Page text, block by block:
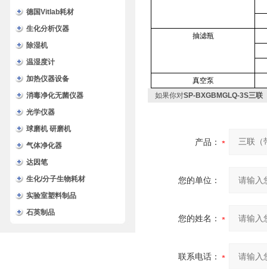
德国Vitlab耗材
生化分析仪器
除湿机
温湿度计
加热仪器设备
消毒净化无菌仪器
光学仪器
球磨机 研磨机
气体净化器
达因笔
生化/分子生物耗材
实验室塑料制品
石英制品
抽滤瓶
真空泵
如果你对SP-BXGBMGLQ-3S三联
产品：
您的单位：
您的姓名：
联系电话：